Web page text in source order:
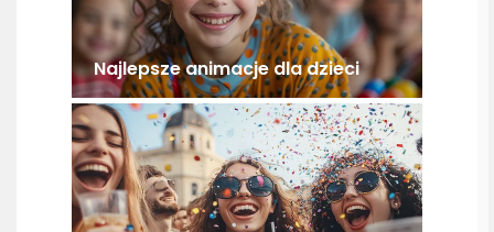
Najlepsze animacje dla dzieci